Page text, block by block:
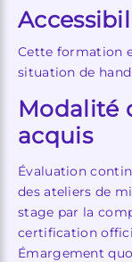
Cette formation
situation de
Modalité
acquis
Évaluation
des ateliers de
stage par la
certification
Émargement